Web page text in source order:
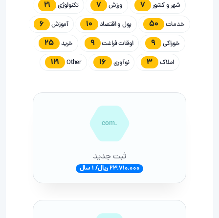
شهر و کشور 7 ورزش 7 تکنولوژی 21
خدمات 50 پول و اقتصاد 10 آموزش 6
خوراکی 9 اوقات فراغت 9 خرید 25
املاک 3 نوآوری 16
Other
121
.com
ثبت جدید
23,710,000 ریال/ 1 سال